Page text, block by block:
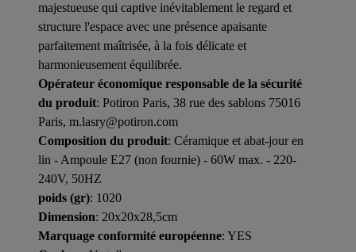
majestueuse qui captive inévitablement le regard et
structure l'espace avec une présence apaisante
parfaitement maîtrisée, à la fois délicate et
harmonieusement équilibrée.
Opérateur économique responsable de la sécurité
du produit: Potiron Paris, 38 rue des sablons 75016
Paris, m.lasry@potiron.com
Composition du produit: Céramique et abat-jour en
lin - Ampoule E27 (non fournie) - 60W max. - 220-
240V, 50HZ
poids (gr): 1020
Dimension: 20x20x28,5cm
Marquage conformité européenne: YES